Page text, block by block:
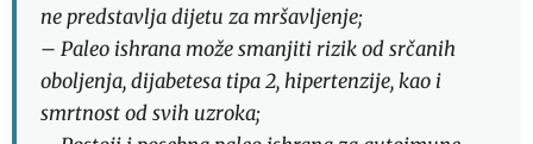
ne predstavlja dijetu za mršavljenje;
– Paleo ishrana može smanjiti rizik od srčanih
oboljenja, dijabetesa tipa 2, hipertenzije, kao i
smrtnost od svih uzroka;